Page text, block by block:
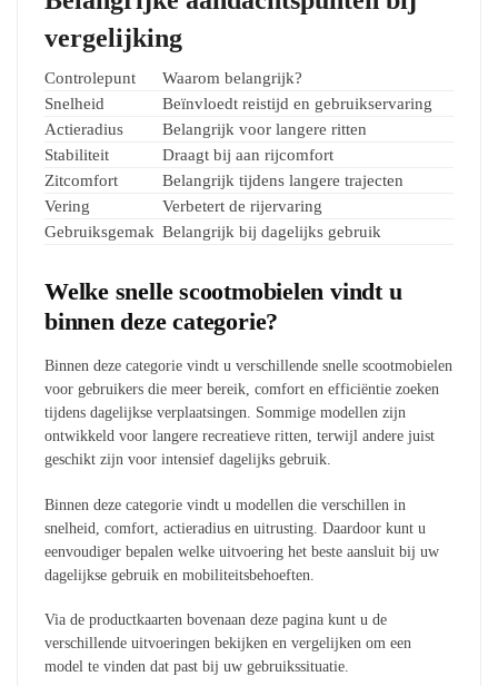
vergelijking
Controlepunt
Waarom belangrijk?
Snelheid
Beïnvloedt reistijd en gebruikservaring
Actieradius
Belangrijk voor langere ritten
Stabiliteit
Draagt bij aan rijcomfort
Zitcomfort
Belangrijk tijdens langere trajecten
Vering
Verbetert de rijervaring
Gebruiksgemak Belangrijk bij dagelijks gebruik
Welke snelle scootmobielen vindt u
binnen deze categorie?
Binnen deze categorie vindt u verschillende snelle scootmobielen
voor gebruikers die meer bereik, comfort en efficiëntie zoeken
tijdens dagelijkse verplaatsingen. Sommige modellen zijn
ontwikkeld voor langere recreatieve ritten, terwijl andere juist
geschikt zijn voor intensief dagelijks gebruik.
Binnen deze categorie vindt u modellen die verschillen in
snelheid, comfort, actieradius en uitrusting. Daardoor kunt u
eenvoudiger bepalen welke uitvoering het beste aansluit bij uw
dagelijkse gebruik en mobiliteitsbehoeften.
Via de productkaarten bovenaan deze pagina kunt u de
verschillende uitvoeringen bekijken en vergelijken om een
model te vinden dat past bij uw gebruikssituatie.